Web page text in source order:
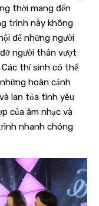
thời mang đến
trình này không
để những người
người thân vượt
thí sinh có thể
hoàn cảnh
lan tỏa tình yêu
của âm nhạc và
nhanh chóng